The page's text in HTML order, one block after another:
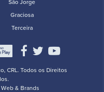
São Jorge
Graciosa
Terceira
CRL. Todos os Direitos
Web & Brands